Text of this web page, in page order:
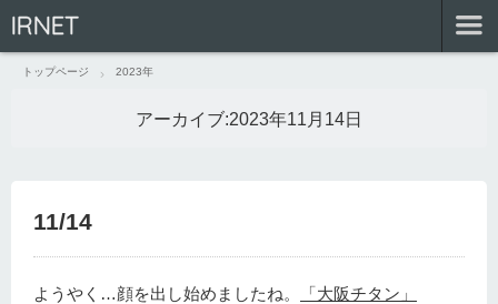
IRNET
トップページ 2023年
アーカイブ:2023年11月14日
11/14
ようやく…顔を出し始めましたね。
「大阪チタン」